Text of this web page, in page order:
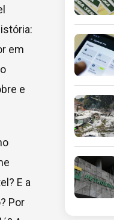
em
e
E a
Por